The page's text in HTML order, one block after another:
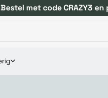
Bestel met code CRAZY3